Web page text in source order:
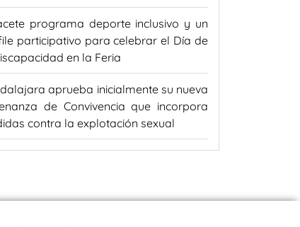
programa deporte inclusivo y un
participativo para celebrar el Día de
en la Feria
aprueba inicialmente su nueva
de Convivencia que incorpora
contra la explotación sexual